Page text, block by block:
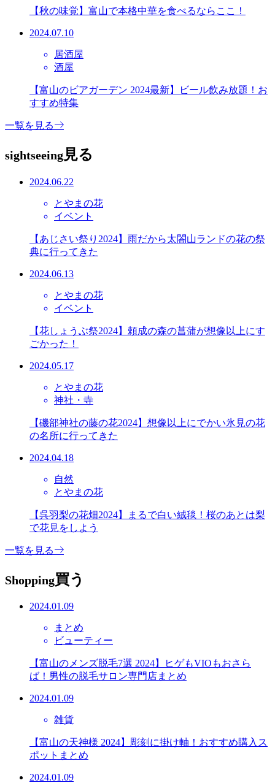
【秋の味覚】富山で本格中華を食べるならここ！
2024.07.10
居酒屋
酒屋
【富山のビアガーデン 2024最新】ビール飲み放題！お
すすめ特集
一覧を見る
sightseeing 見る
2024.06.22
とやまの花
イベント
【あじさい祭り2024】雨だから太閤山ランドの花の祭
典に行ってきた
2024.06.13
とやまの花
イベント
【花しょうぶ祭2024】頼成の森の菖蒲が想像以上にす
ごかった！
2024.05.17
とやまの花
神社・寺
【磯部神社の藤の花2024】想像以上にでかい氷見の花
の名所に行ってきた
2024.04.18
自然
とやまの花
【呉羽梨の花畑2024】まるで白い絨毯！桜のあとは梨
で花見をしよう
一覧を見る
Shopping買う
2024.01.09
まとめ
ビューティー
【富山のメンズ脱毛7選 2024】ヒゲもVIOもおさら
ば！男性の脱毛サロン専門店まとめ
2024.01.09
雑貨
【富山の天神様 2024】彫刻に掛け軸！おすすめ購入ス
ポットまとめ
2024.01.09